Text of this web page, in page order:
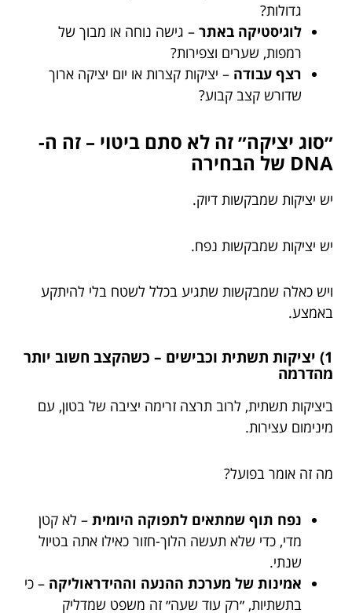
גדולות?
לוגיסטיקה באתר – גישה נוחה או מבוך של
רמפות, שערים וצפירות?
רצף עבודה – יציקות קצרות או יום יציקה ארוך
שדורש קצב קבוע?
״סוג יציקה״ זה לא סתם ביטוי – זה ה-
DNA של הבחירה
יש יציקות שמבקשות דיוק.
יש יציקות שמבקשות נפח.
ויש כאלה שמבקשות שתגיע בכלל לשטח בלי להיתקע
באמצע.
1) יציקות תשתית וכבישים – כשהקצב חשוב יותר
מהדרמה
ביציקות תשתית, לרוב תרצה זרימה יציבה של בטון, עם
מינימום עצירות.
מה זה אומר בפועל?
נפח תוף שמתאים לתפוקה היומית – לא קטן
מדי, כדי שלא תעשה הלוך-חזור כאילו אתה בטיול
שנתי.
אמינות של מערכת ההנעה וההידראוליקה – כי
בתשתיות, ״רק עוד שעה״ זה משפט שמדליק